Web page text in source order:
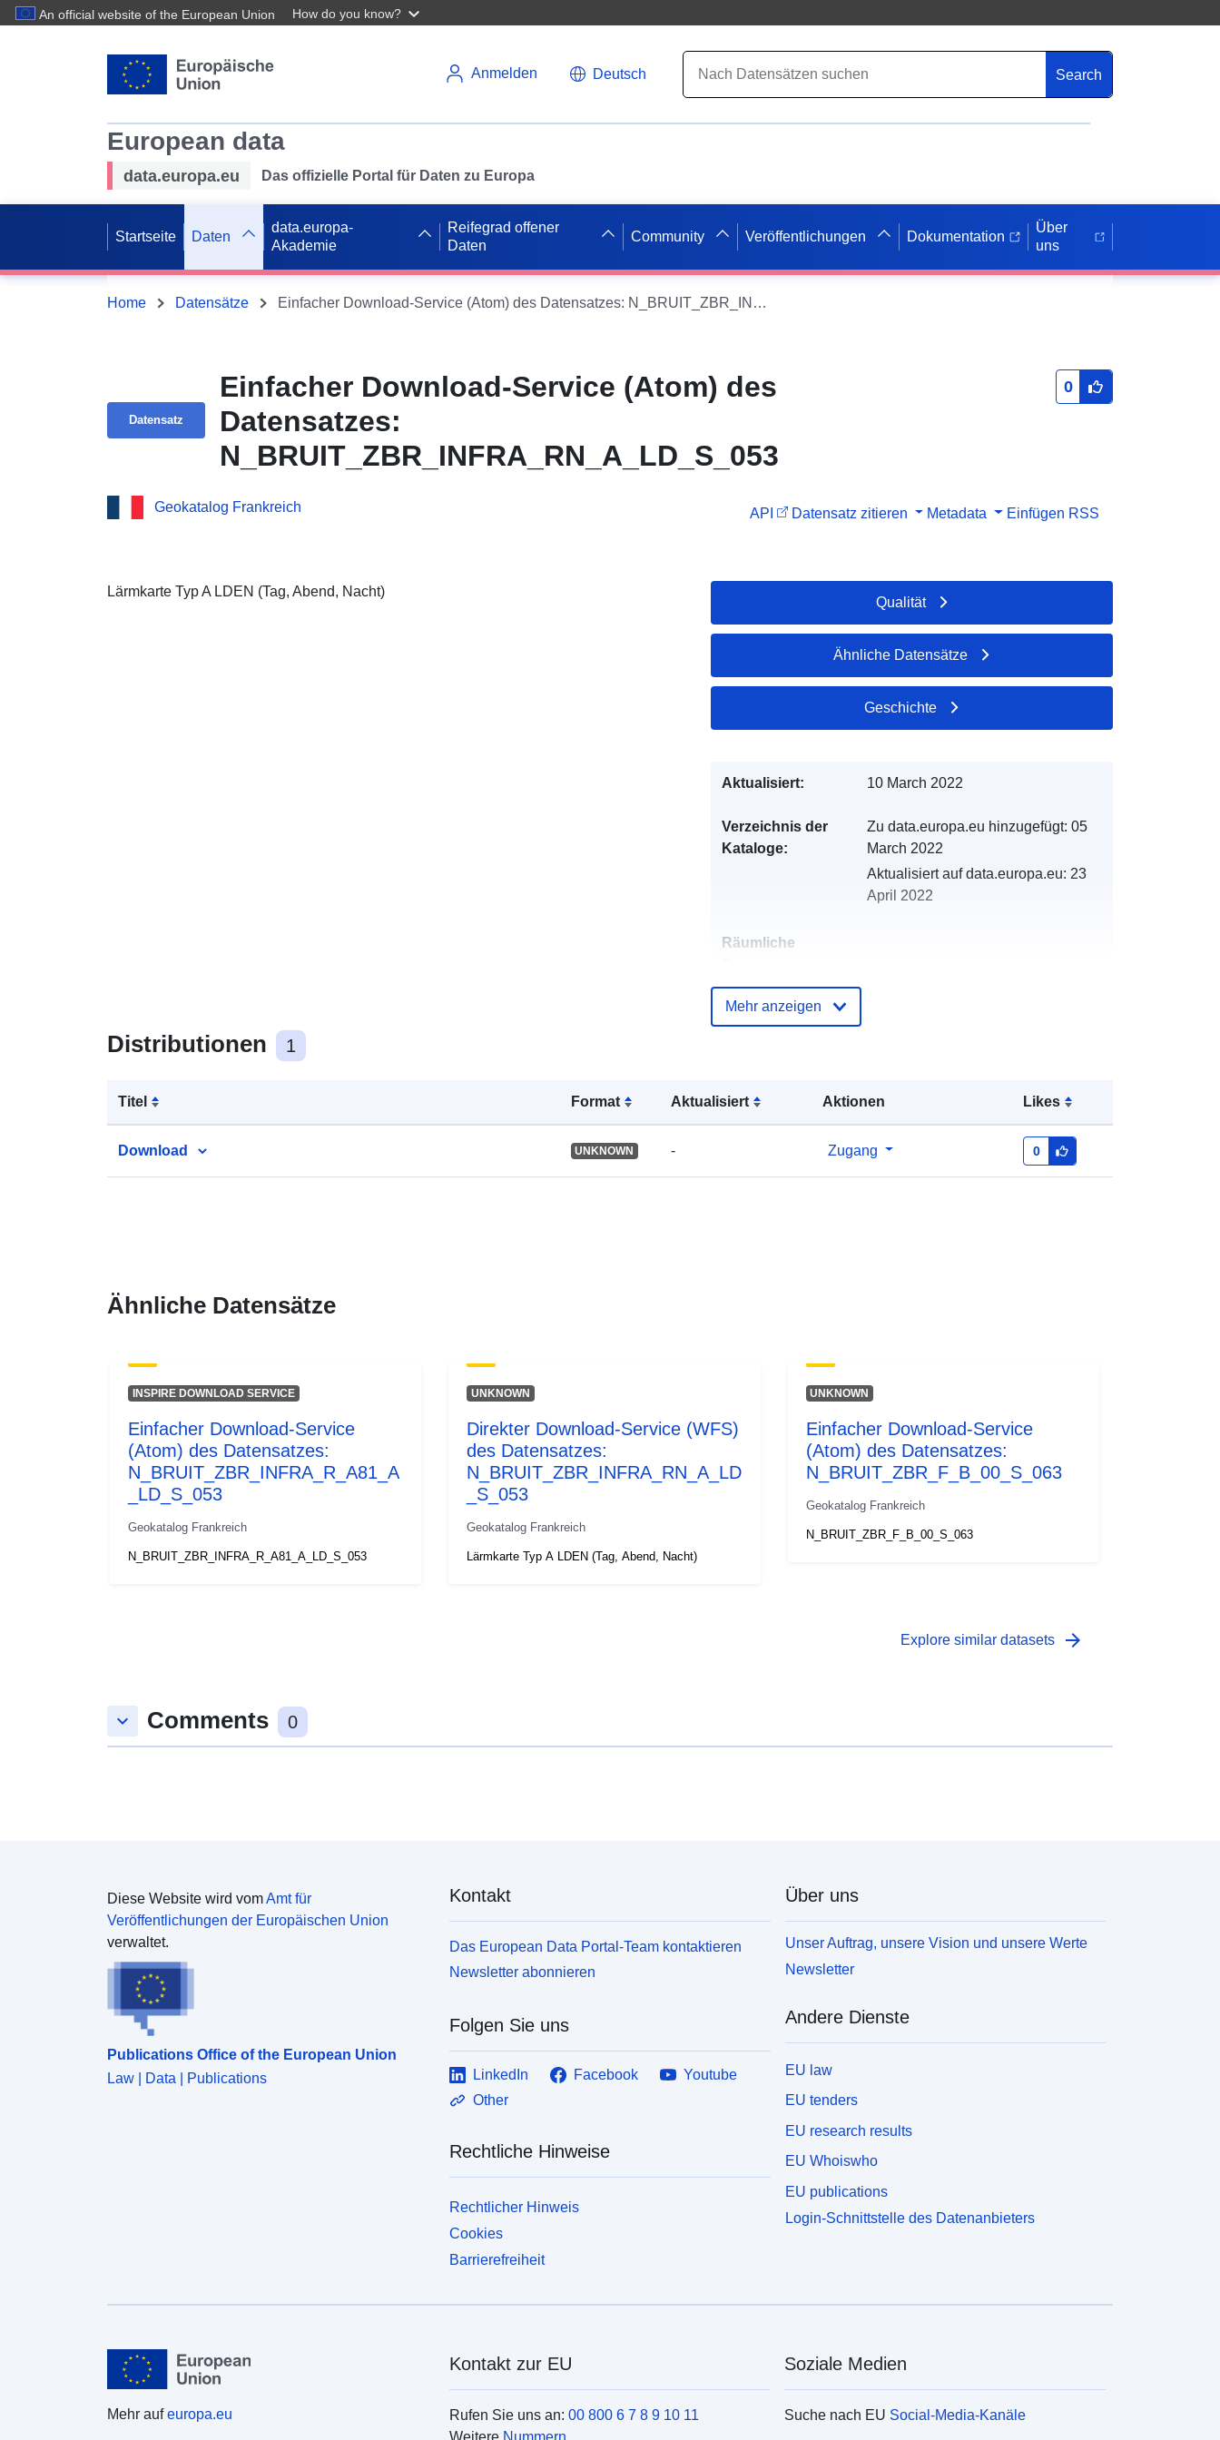
An official website of the European Union How do you know?
Anmelden Deutsch Search
European data
data.europa.eu Das offizielle Portal für Daten zu Europa
Startseite Daten
data.europa-
Akademie
Reifegrad offener
Daten
Community Veröffentlichungen Dokumentation
Über
uns
Home Datensätze Einfacher Download-Service (Atom) des Datensatzes: N_BRUIT_ZBR_INFRA_RN_A_LD_S_053
Datensatz
Einfacher Download-Service (Atom) des
Datensatzes:
N_BRUIT_ZBR_INFRA_RN_A_LD_S_053
0
Geokatalog Frankreich API Datensatz zitieren Metadata Einfügen RSS
Lärmkarte Typ A LDEN (Tag, Abend, Nacht)
Distributionen 1
Titel Format Aktualisiert Aktionen Likes
Download UNKNOWN - Zugang 0
Qualität
Ähnliche Datensätze
Geschichte
Aktualisiert: 10 March 2022
Verzeichnis der
Kataloge:
Zu data.europa.eu hinzugefügt: 05
March 2022
Aktualisiert auf data.europa.eu: 23
April 2022
Räumliche
Identifikatoren:
4093-ac52-1ec206183bd9
http://data.europa.eu/88u/dataset/fr-
120066022-srv-adadd4b7-1233-
42ee-ac51-1eabab750905
Mehr anzeigen
Ähnliche Datensätze
INSPIRE DOWNLOAD SERVICE
Einfacher Download-Service
(Atom) des Datensatzes:
N_BRUIT_ZBR_INFRA_R_A81_A
_LD_S_053
Geokatalog Frankreich
N_BRUIT_ZBR_INFRA_R_A81_A_LD_S_053
UNKNOWN
Direkter Download-Service (WFS)
des Datensatzes:
N_BRUIT_ZBR_INFRA_RN_A_LD
_S_053
Geokatalog Frankreich
Lärmkarte Typ A LDEN (Tag, Abend, Nacht)
UNKNOWN
Einfacher Download-Service
(Atom) des Datensatzes:
N_BRUIT_ZBR_F_B_00_S_063
Geokatalog Frankreich
N_BRUIT_ZBR_F_B_00_S_063
Explore similar datasets arrow_forward
keyboard_arrow_down Comments 0
Diese Website wird vomAmt für
Veröffentlichungen der Europäischen Union
verwaltet.
Publications Office of the European Union
Law | Data | Publications
Kontakt
Das European Data Portal-Team kontaktieren
Newsletter abonnieren
Folgen Sie uns
LinkedIn Facebook
Youtube
Other
Rechtliche Hinweise
Rechtlicher Hinweis
Cookies
Barrierefreiheit
Über uns
Unser Auftrag, unsere Vision und unsere Werte
Newsletter
Andere Dienste
EU law
EU tenders
EU research results
EU Whoiswho
EU publications
Login-Schnittstelle des Datenanbieters
Mehr aufeuropa.eu
Kontakt zur EU
Rufen Sie uns an: 00 800 6 7 8 9 10 11
Weitere Nummern
Soziale Medien
Suche nach EU Social-Media-Kanäle